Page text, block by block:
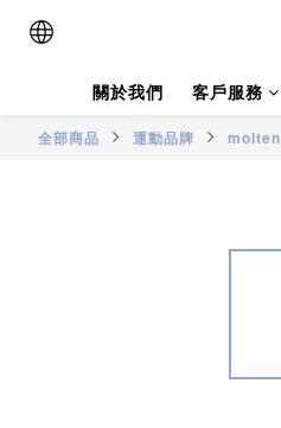
關於我們 客戶服務
全部商品 運動品牌 molten